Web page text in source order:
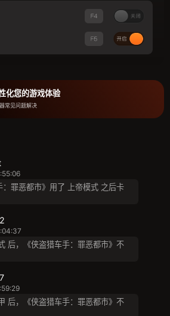
化您的游戏体验
常见问题解决
：罪恶都市》用了 上帝模式 之后卡
后，《侠盗猎车手：罪恶都市》不
后，《侠盗猎车手：罪恶都市》不